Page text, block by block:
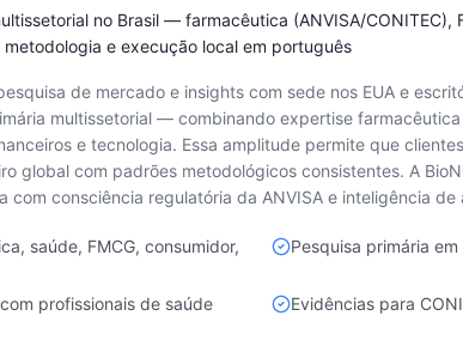
no Brasil — farmacêutica (ANVISA/CONITEC),
e execução local em português
de mercado e insights com sede nos EUA e
multissetorial — combinando expertise
e tecnologia. Essa amplitude permite que
global com padrões metodológicos consistentes. A
consciência regulatória da ANVISA e inteligência de
saúde, FMCG, consumidor,
Pesquisa primária
profissionais de saúde
Evidências para